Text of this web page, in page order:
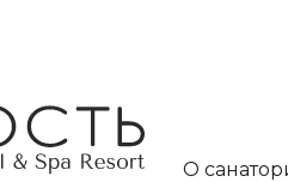
О